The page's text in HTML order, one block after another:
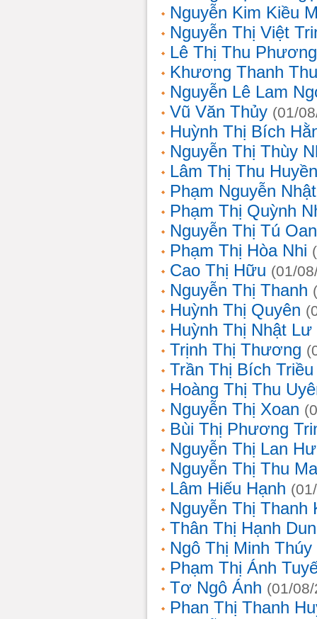
Nguyễn Kim Kiều
Nguyễn Thị Việt
Lê Thị Thu Phương
Khương Thanh
Nguyễn Lê Lam
Vũ Văn Thủy (01/
Huỳnh Thị Bích
Nguyễn Thị Thùy
Lâm Thị Thu Huyền
Phạm Nguyễn
Phạm Thị Quỳnh
Nguyễn Thị Tú
Phạm Thị Hòa Nhi
Cao Thị Hữu (01/
Nguyễn Thị Thanh
Huỳnh Thị Quyên
Huỳnh Thị Nhật Lư
Trịnh Thị Thương
Trần Thị Bích Triều
Hoàng Thị Thu
Nguyễn Thị Xoan
Bùi Thị Phương
Nguyễn Thị Lan
Nguyễn Thị Thu
Lâm Hiếu Hạnh
Nguyễn Thị Thanh
Thân Thị Hạnh
Ngô Thị Minh Thúy
Phạm Thị Ánh
Tơ Ngô Ánh (01/
Phan Thị Thanh